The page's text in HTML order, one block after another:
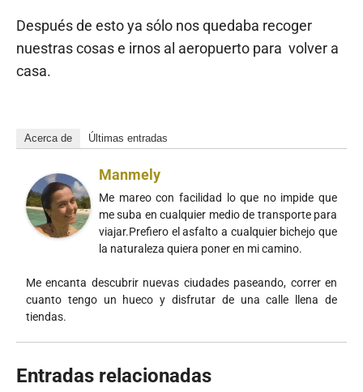
Después de esto ya sólo nos quedaba recoger
nuestras cosas e irnos al aeropuerto para volver a
casa.
Acerca de Últimas entradas
Manmely
Me mareo con facilidad lo que no impide que
me suba en cualquier medio de transporte para
viajar.Prefiero el asfalto a cualquier bichejo que
la naturaleza quiera poner en mi camino.
Me encanta descubrir nuevas ciudades paseando, correr en
cuanto tengo un hueco y disfrutar de una calle llena de
tiendas.
Entradas relacionadas